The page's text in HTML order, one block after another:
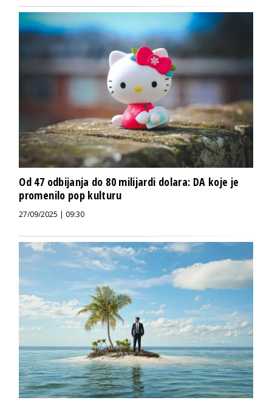
Od 47 odbijanja do 80 milijardi dolara: DA koje je
promenilo pop kulturu
27/09/2025 | 09:30